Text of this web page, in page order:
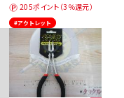
205ポイント（3％還元）
#アウトレット